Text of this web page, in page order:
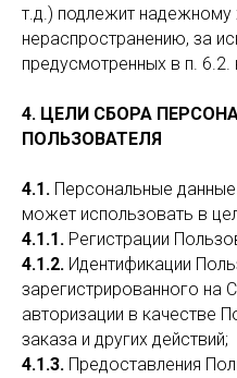
т.д.) подлежит надежному
нераспространению, за
предусмотренных в п. 6.2.
4. ЦЕЛИ СБОРА
ПОЛЬЗОВАТЕЛЯ
4.1. Персональные
может использовать в
4.1.1. Регистрации
4.1.2. Идентификации
зарегистрированного на
авторизации в качестве
заказа и других действий;
4.1.3. Предоставления